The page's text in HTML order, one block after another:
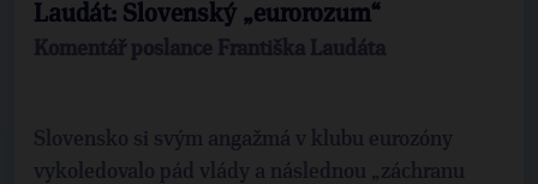
Laudát: Slovenský „eurorozum“
Komentář poslance Františka Laudáta
Slovensko si svým angažmá v klubu eurozóny
vykoledovalo pád vlády a následnou „záchranu